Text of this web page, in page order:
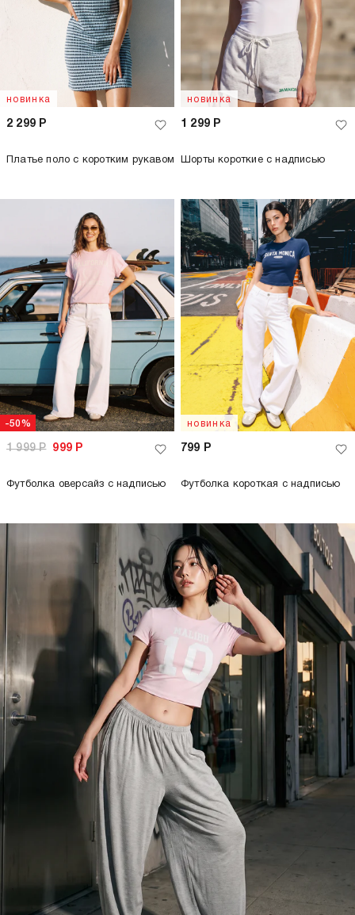
новинка
2 299 Р
Платье поло с коротким рукавом
новинка
1 299 Р
Шорты короткие с надписью
-50%
1 999Р 999 Р
Футболка оверсайз с надписью
новинка
799 Р
Футболка короткая с надписью